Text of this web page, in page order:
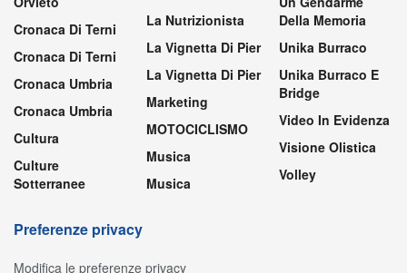
Cronaca Di Terni
Cronaca Di Terni
Cronaca Umbria
Cronaca Umbria
Cultura
Culture
Sotterranee
La Nutrizionista
La Vignetta Di Pier
La Vignetta Di Pier
Marketing
MOTOCICLISMO
Musica
Musica
Della Memoria
Unika Burraco
Unika Burraco E
Bridge
Video In Evidenza
Visione Olistica
Volley
Preferenze privacy
Modifica le preferenze privacy